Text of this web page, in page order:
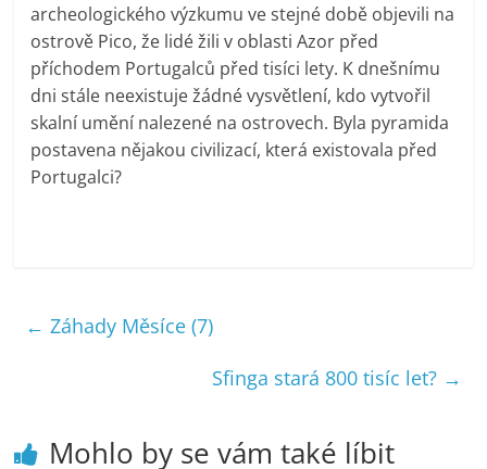
archeologického výzkumu ve stejné době objevili na
ostrově Pico, že lidé žili v oblasti Azor před
příchodem Portugalců před tisíci lety. K dnešnímu
dni stále neexistuje žádné vysvětlení, kdo vytvořil
skalní umění nalezené na ostrovech. Byla pyramida
postavena nějakou civilizací, která existovala před
Portugalci?
← Záhady Měsíce (7)
Sfinga stará 800 tisíc let? →
Mohlo by se vám také líbit